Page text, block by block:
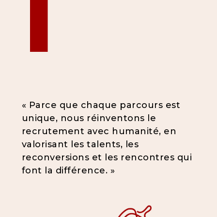
« Parce que chaque parcours est
unique, nous réinventons le
recrutement avec humanité, en
valorisant les talents, les
reconversions et les rencontres qui
font la différence. »